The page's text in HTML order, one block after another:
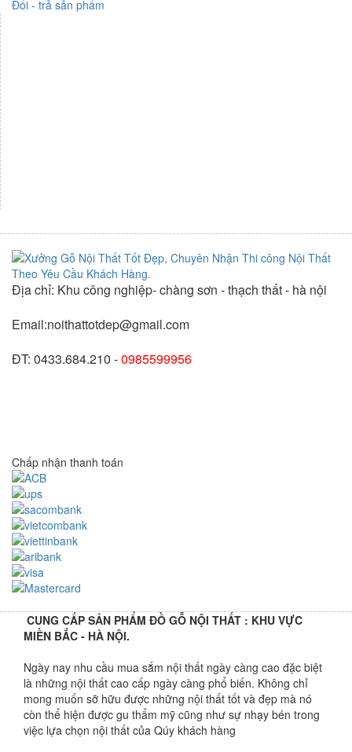
Đổi - trả sản phẩm
Địa chỉ: Khu công nghiệp- chàng sơn - thạch thất - hà nội
Email:noithattotdep@gmail.com
ĐT: 0433.684.210 -0985599956
Chấp nhận thanh toán
CUNG CẤP SẢN PHẨM ĐỒ GỖ NỘI THẤT : KHU VỰC
MIỀN BẮC - HÀ NỘI.
Ngày nay nhu cầu mua sắm nội thất ngày càng cao đặc biệt
là những nội thất cao cấp ngày càng phổ biến. Không chỉ
mong muốn sỡ hữu được những nội thất tốt và đẹp mà nó
còn thể hiện được gu thẩm mỹ cũng như sự nhạy bén trong
việc lựa chọn nội thất của Qúy khách hàng